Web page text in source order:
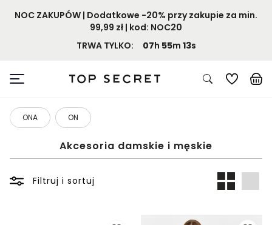
NOC ZAKUPÓW | Dodatkowe -20% przy zakupie za min.
99,99 zł | kod: NOC20
TRWA TYLKO:
07h 55m 12s
ONA ON
Akcesoria damskie i męskie
Filtruj i sortuj